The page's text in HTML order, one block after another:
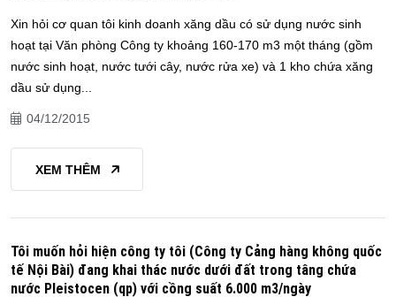
Xin hỏi cơ quan tôi kinh doanh xăng dầu có sử dụng nước sinh
hoạt tại Văn phòng Công ty khoảng 160-170 m3 một tháng (gồm
nước sinh hoạt, nước tưới cây, nước rửa xe) và 1 kho chứa xăng
dầu sử dụng...
04/12/2015
XEM THÊM
Tôi muốn hỏi hiện công ty tôi (Công ty Cảng hàng không quốc
tế Nội Bài) đang khai thác nước dưới đất trong tâng chứa
nước Pleistocen (qp) với cồng suất 6.000 m3/ngày